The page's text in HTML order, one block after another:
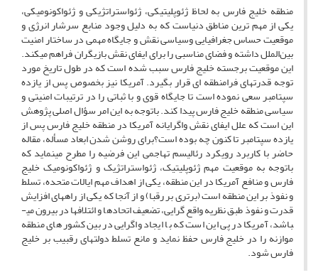
منطقه خلیج فارس به لحاظ ژئوپلیتیکی، ژئواستراتژیکی و ژئواکونومیکی،
یکی از مهم ترین مناطق دنیاست که به دلیل وجود منابع سرشار انرژی و
موقعیت حساس جغرافیایی وسیاسی نقش و جایگاه مهمی در ساختار امنیت
بین‌الملل داشته و فضای مناسبی را برای ایفای نقش بازیگران فراهم میکند.
این موقعیت برجسته خلیج فارس سبب شده است که در طول تاریخ مورد
توجه قدرتهای فرامنطقه ای قرار بگیرد. آمریکا نیز بخصوص پس از یازده
سپتامبر سعی نموده است تا جایگاه قوی و با ثباتی را در ترتیبات امنیتی و
سیاسی منطقه خلیج فارس پیدا کند. باتوجه به این امر سؤال اصلی پژوهش
این است که علل ایفای نقش واگرایانه آمریکا در منطقه خلیج فارس پس از
یازده سپتامبر تا کنون چه بوده است؟برای روشن شدن ابعاد مسأله، مقاله
حاضر با کاربرد رویکرد رئالیسم تهاجمی این فرضیه را مطرح می­نماید که
باتوجه به موقعیت مهم ژئوپلیتیک، ژئواستراتژیک و ژئواکونومیک خلیج
فارس و منافع آمریکا در این منطقه، یکی از اهداف مهم ایالات متحده، تسلط
و نفوذ بر این منطقه است (برتری بر رقبا) و از آنجا که یکی از راههای افزایش
قدرت و نفوذ طبق نظریه واقع گرایی، تضعیف اتحادها و ائتلاف­ها در بیرون می­
باشد، آمریکا در پی این است که با ایجاد واگرایی در بین کشور های منطقه
موازنه را در خلیج فارس حفظ نماید و مانع تسلط دولت­های رقبیب بر خلیج
فارس شود.